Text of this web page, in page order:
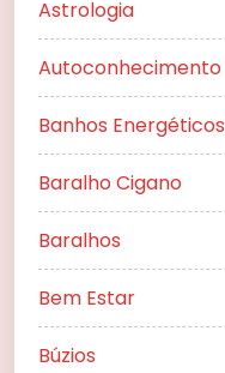
Astrologia
Autoconhecimento
Banhos Energéticos
Baralho Cigano
Baralhos
Bem Estar
Búzios